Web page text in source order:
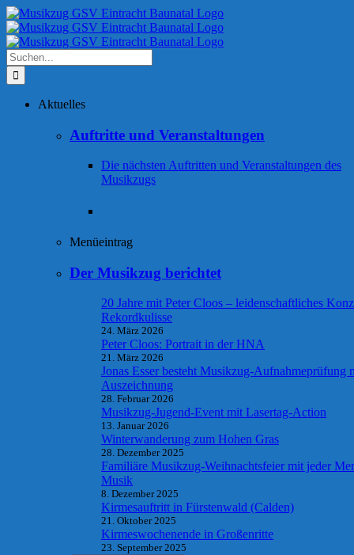
Zum
Inhalt
springen
Suche
nach:
Aktuelles
Auftritte und Veranstaltungen
Die nächsten Auftritten und Veranstaltungen des
Musikzugs
Menüeintrag
Der Musikzug berichtet
20 Jahre mit Peter Cloos – leidenschaftliches
Rekordkulisse
24. März 2026
Peter Cloos: Portrait in der HNA
21. März 2026
Jonas Esser besteht Musikzug-Aufnahmeprüfung
Auszeichnung
28. Februar 2026
Musikzug-Jugend-Event mit Lasertag-Action
13. Januar 2026
Winterwanderung zum Hohen Gras
28. Dezember 2025
Familiäre Musikzug-Weihnachtsfeier mit jeder
Musik
8. Dezember 2025
Kirmesauftritt in Fürstenwald (Calden)
21. Oktober 2025
Kirmeswochenende in Großenritte
23. September 2025